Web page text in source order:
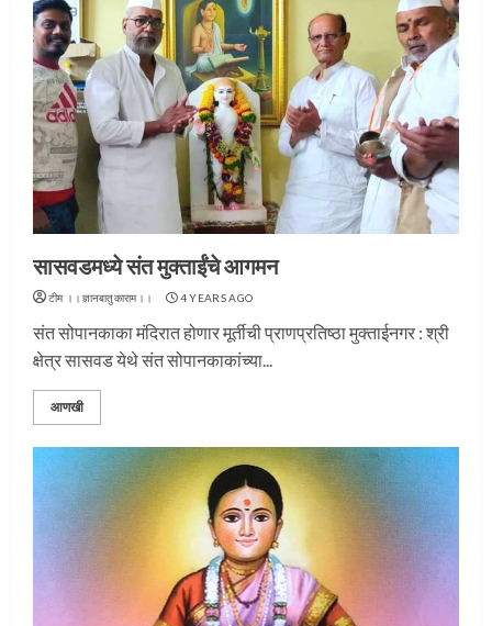
सासवडमध्ये संत मुक्ताईंचे आगमन
टीम ।।ज्ञानबातुकाराम।। 4 YEARS AGO
संत सोपानकाका मंदिरात होणार मूर्तीची प्राणप्रतिष्ठा मुक्ताईनगर : श्री
क्षेत्र सासवड येथे संत सोपानकाकांच्या...
आणखी